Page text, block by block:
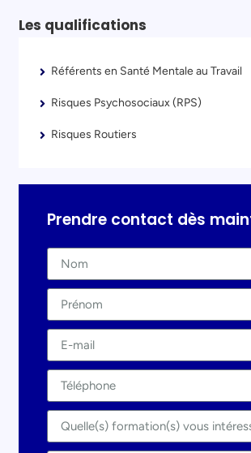
Les qualifications
Référents en Santé Mentale au Travail
Risques Psychosociaux (RPS)
Risques Routiers
Prendre contact dès